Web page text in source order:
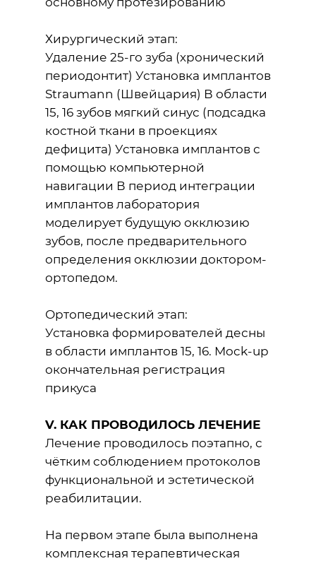
Хирургический этап:
Удаление 25-го зуба (хронический
периодонтит) Установка имплантов
Straumann (Швейцария) В области
15, 16 зубов мягкий синус (подсадка
костной ткани в проекциях
дефицита) Установка имплантов с
помощью компьютерной
навигации В период интеграции
имплантов лаборатория
моделирует будущую окклюзию
зубов, после предварительного
определения окклюзии доктором-
ортопедом.
Ортопедический этап:
Установка формирователей десны
в области имплантов 15, 16. Mock-up
окончательная регистрация
прикуса
V. КАК ПРОВОДИЛОСЬ ЛЕЧЕНИЕ
Лечение проводилось поэтапно, с
чётким соблюдением протоколов
функциональной и эстетической
реабилитации.
На первом этапе была выполнена
комплексная терапевтическая